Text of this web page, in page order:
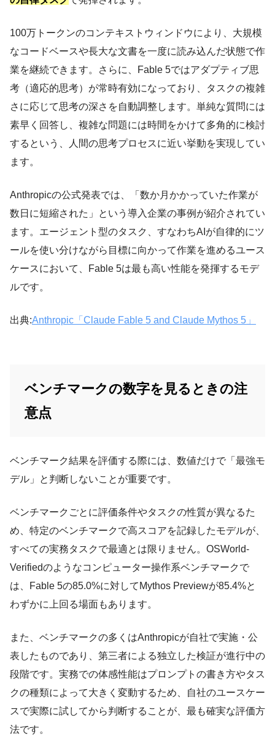
100万トークンのコンテキストウィンドウにより、大規模
なコードベースや長大な文書を一度に読み込んだ状態で作
業を継続できます。さらに、Fable 5ではアダプティブ思
考（適応的思考）が常時有効になっており、タスクの複雑
さに応じて思考の深さを自動調整します。単純な質問には
素早く回答し、複雑な問題には時間をかけて多角的に検討
するという、人間の思考プロセスに近い挙動を実現してい
ます。
Anthropicの公式発表では、「数か月かかっていた作業が
数日に短縮された」という導入企業の事例が紹介されてい
ます。エージェント型のタスク、すなわちAIが自律的にツ
ールを使い分けながら目標に向かって作業を進めるユース
ケースにおいて、Fable 5は最も高い性能を発揮するモデ
ルです。
出典:Anthropic「Claude Fable 5 and Claude Mythos 5」
ベンチマークの数字を見るときの注
意点
ベンチマーク結果を評価する際には、数値だけで「最強モ
デル」と判断しないことが重要です。
ベンチマークごとに評価条件やタスクの性質が異なるた
め、特定のベンチマークで高スコアを記録したモデルが、
すべての実務タスクで最適とは限りません。OSWorld-
Verifiedのようなコンピューター操作系ベンチマークで
は、Fable 5の85.0%に対してMythos Previewが85.4%と
わずかに上回る場面もあります。
また、ベンチマークの多くはAnthropicが自社で実施・公
表したものであり、第三者による独立した検証が進行中の
段階です。実務での体感性能はプロンプトの書き方やタス
クの種類によって大きく変動するため、自社のユースケー
スで実際に試してから判断することが、最も確実な評価方
法です。